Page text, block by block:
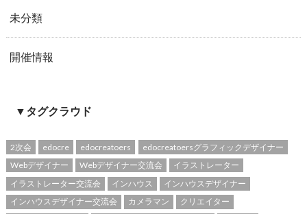
未分類
開催情報
▼タグクラウド
2次会 edocre edocreatoers
edocreatoersグラフィックデザイナー
Webデザイナー
Webデザイナー交流会
イラストレーター
イラストレーター交流会
インハウス
インハウスデザイナー
インハウスデザイナー交流会
カメラマン
クリエイター